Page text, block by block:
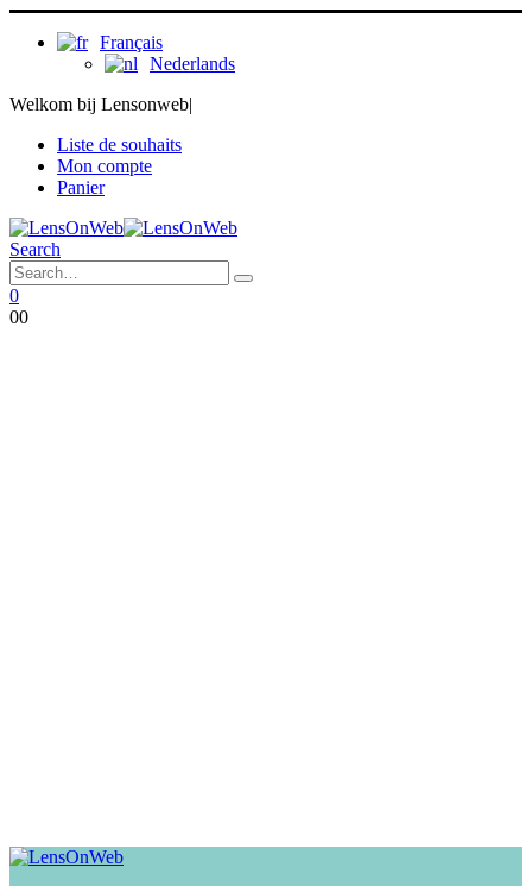
Français
Nederlands
Welkom bij Lensonweb|
Liste de souhaits
Mon compte
Panier
Search
0
00